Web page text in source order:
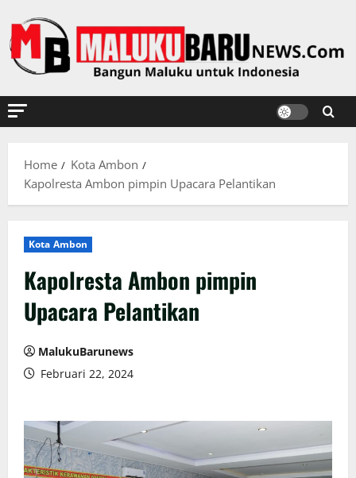
to
content
Home
Kota Ambon
Kapolresta Ambon pimpin Upacara Pelantikan
Kota Ambon
Kapolresta Ambon pimpin
Upacara Pelantikan
MalukuBarunews
Februari 22, 2024